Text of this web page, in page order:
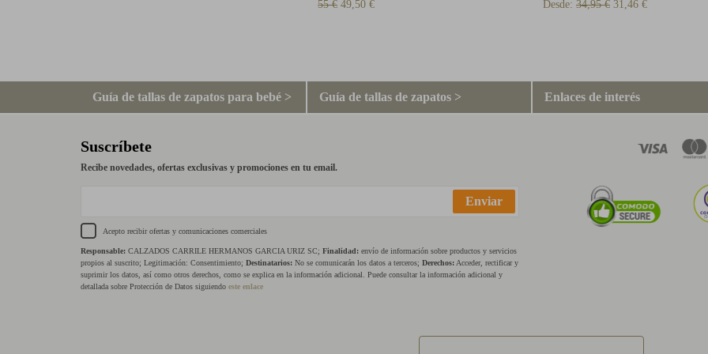
55 € 49,50 € Desde: 34,95 € 31,46 €
Guía de tallas de zapatos para bebé > Guía de tallas de zapatos > Enlaces de interés
Suscríbete
Recibe novedades, ofertas exclusivas y promociones en tu email.
Enviar
Acepto recibir ofertas y comunicaciones comerciales
Responsable: CALZADOS CARRILE HERMANOS GARCIA URIZ SC; Finalidad: envío de información sobre productos y servicios
propios al suscrito; Legitimación: Consentimiento; Destinatarios: No se comunicarán los datos a terceros; Derechos: Acceder, rectificar y
suprimir los datos, así como otros derechos, como se explica en la información adicional. Puede consultar la información adicional y
detallada sobre Protección de Datos siguiendo este enlace